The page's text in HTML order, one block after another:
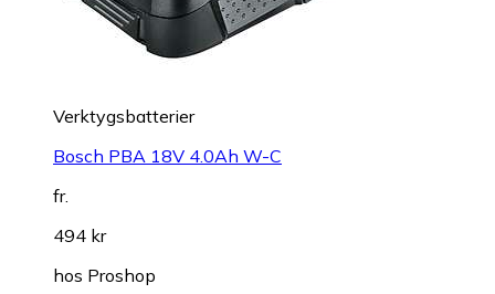
Verktygsbatterier
Bosch PBA 18V 4.0Ah W-C
fr.
494 kr
hos Proshop